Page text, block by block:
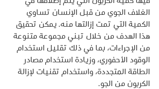
الغلاف الجوي من قبل الإنسان تساوي
الكمية التي تمت إزالتها منه. يمكن تحقيق
هذا الهدف من خلال تبني مجموعة متنوعة
من الإجراءات، بما في ذلك تقليل استخدام
الوقود الأحفوري، وزيادة استخدام مصادر
الطاقة المتجددة، واستخدام تقنيات لإزالة
الكربون من الجو.